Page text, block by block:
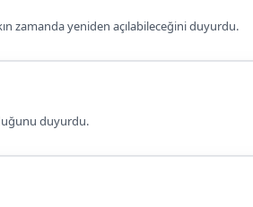
zamanda yeniden açılabileceğini duyurdu.
duyurdu.